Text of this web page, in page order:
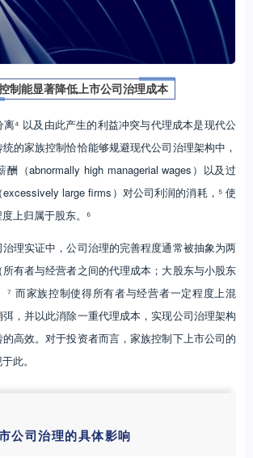
制能显著降低上市公司治理成本
⁴ 以及由此产生的利益冲突与代理成本是现代公
的家族控制恰恰能够规避现代公司治理架构中，
（abnormally high managerial wages）以及过
large firms）对公司利润的消耗，⁵ 使
上归属于股东。⁶
理实证中，公司治理的完善程度通常被抽象为两
有者与经营者之间的代理成本；大股东与小股东
⁷ 而家族控制使得所有者与经营者一定程度上混
，并以此消除一重代理成本，实现公司治理架构
高效。对于投资者而言，家族控制下上市公司的
此。
公司治理的具体影响